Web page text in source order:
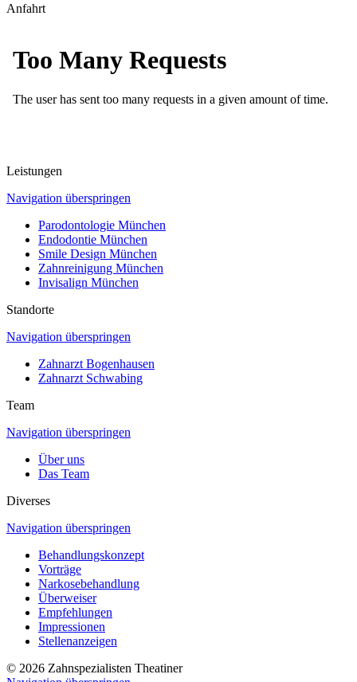
Anfahrt
Leistungen
Navigation überspringen
Parodontologie München
Endodontie München
Smile Design München
Zahnreinigung München
Invisalign München
Standorte
Navigation überspringen
Zahnarzt Bogenhausen
Zahnarzt Schwabing
Team
Navigation überspringen
Über uns
Das Team
Diverses
Navigation überspringen
Behandlungskonzept
Vorträge
Narkosebehandlung
Überweiser
Empfehlungen
Impressionen
Stellenanzeigen
© 2026 Zahnspezialisten Theatiner